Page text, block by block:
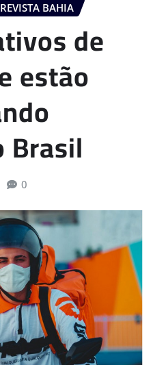
REVISTA BAHIA
de
estão
Brasil
0